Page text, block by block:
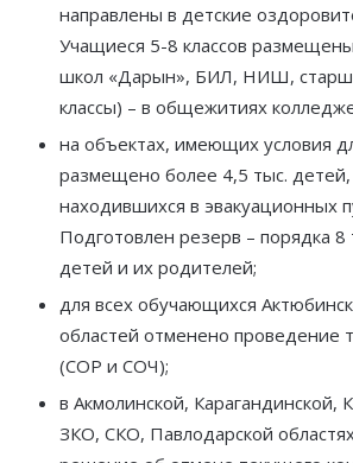
направлены в детские
Учащиеся 5-8 классов
школ «Дарын», БИЛ, НИШ,
классы) – в общежитиях
на объектах, имеющих условия
размещено более 4,5 тыс.
находившихся в эвакуационных
Подготовлен резерв – порядка 8
детей и их родителей;
для всех обучающихся
областей отменено проведение
(СОР и СОЧ);
в Акмолинской, Карагандинской,
ЗКО, СКО, Павлодарской